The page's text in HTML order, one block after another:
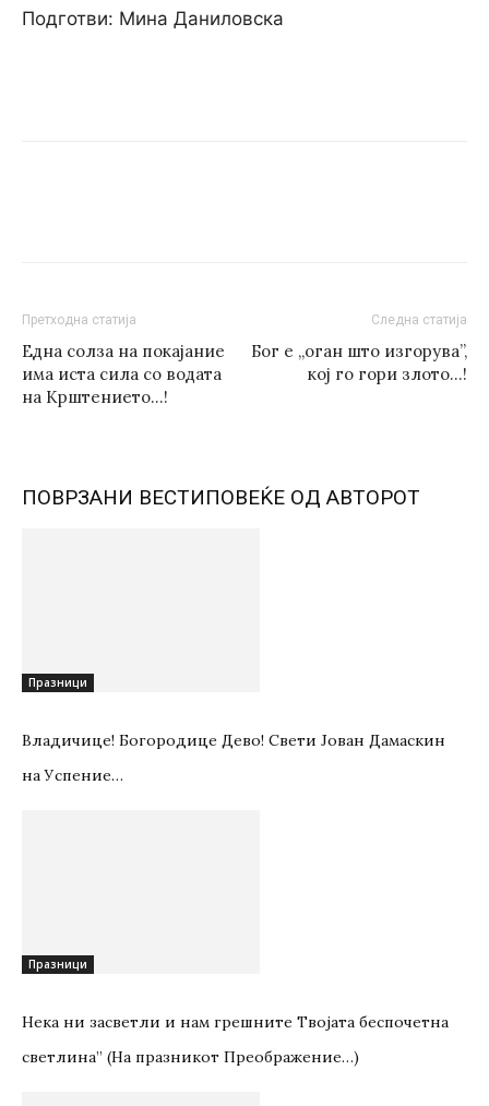
Подготви: Мина Даниловска
Претходна статија
Една солза на покајание
има иста сила co водата
на Крштението…!
Следна статија
Бог е „оган што изгорува”,
кој го гори злото…!
ПОВРЗАНИ ВЕСТИПОВЕЌЕ ОД АВТОРОТ
Празници
Владичице! Богородице Дево! Свети Јован Дамаскин
на Успение…
Празници
Нека ни засветли и нам грешните Твојата беспочетна
светлина” (На празникот Преображение…)